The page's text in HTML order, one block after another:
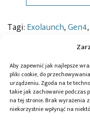
Aby zapewnić jak najlepsze
pliki cookie, do
urządzeniu. Zgoda na te
takie jak zachowanie podczas
na tej stronie. Brak wyrażenia
niekorzystnie wpłynąć na
Tagi: Exolaunch,Gen4,
Przeczytaj również: